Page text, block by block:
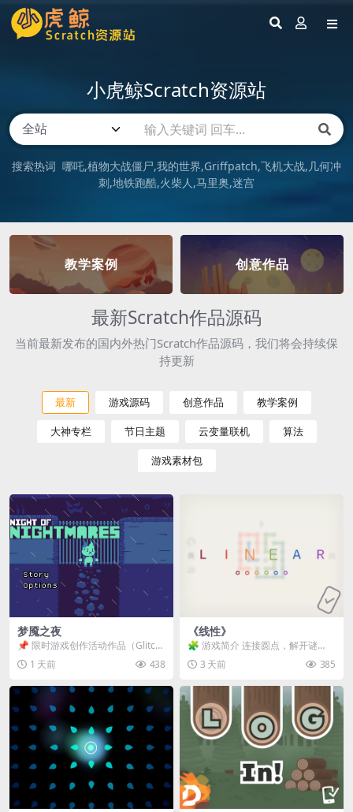
小虎鲸Scratch资源站
搜索热词 哪吒 植物大战僵尸 我的世界 Griffpatch 飞机大战 几何冲
刺 地铁跑酷 火柴人 马里奥 迷宫
教学案例 创意作品
最新Scratch作品源码
当前最新发布的国内外热门Scratch作品源码，我们将会持续保
持更新
最新 游戏源码 创意作品 教学案例
大神专栏 节日主题 云变量联机 算法
游戏素材包
梦魇之夜
📌 限时游戏创作活动作品（Glitch
Game Jam） 📖 故事背景 怪物四...
1 天前 438
《线性》
🧩 游戏简介 连接圆点，解开谜
题。 ⚠️ 重要提示 所有关卡均可通
关，请确保使用...
3 天前 385